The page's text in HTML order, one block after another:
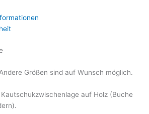
Größen sind auf Wunsch möglich.
auf Holz (Buche